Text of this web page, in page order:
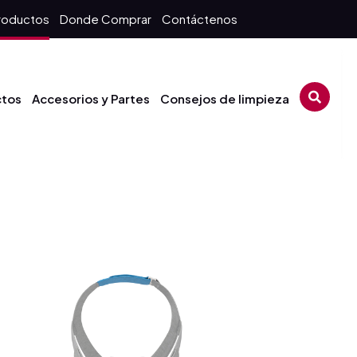
Donde Comprar Contáctenos
Accesorios y Partes Consejos de limpieza